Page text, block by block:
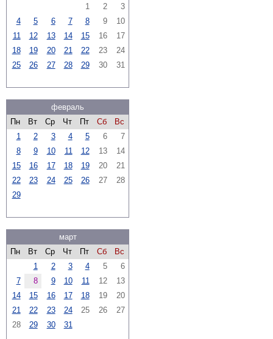
1
2
3
4
5 6 7 8 9
10
11
12 13 14 15 16
17
18
19 20 21 22 23
24
25
26 27 28 29 30 31
февраль
Пн
Вт Ср Чт Пт Сб
Вс
1
2 3 4 5 6
7
8
9 10 11 12 13
14
15
16 17 18 19 20
21
22
23 24 25 26 27
28
29
март
Пн
Вт Ср Чт Пт Сб
Вс
1
2 3 4 5
6
7
8 9 10 11 12
13
14
15 16 17 18 19
20
21
22 23 24 25 26
27
28
29 30 31